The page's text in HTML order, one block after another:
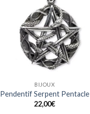
BIJOUX
Pendentif Serpent Pentacle
22,00€